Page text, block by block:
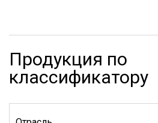
Продукция по
классификатору